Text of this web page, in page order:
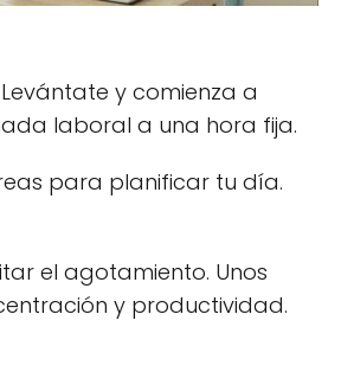
y comienza a
laboral a una hora fija.
para planificar tu día.
el agotamiento. Unos
y productividad.